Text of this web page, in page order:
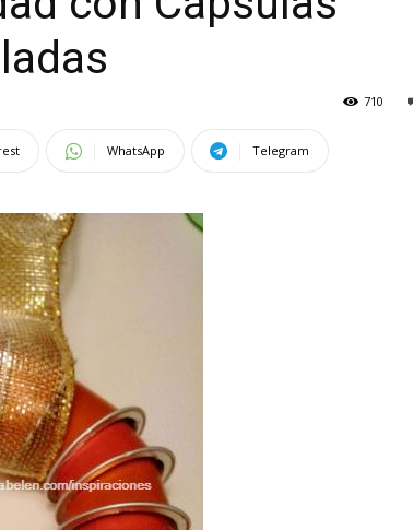
710
WhatsApp Telegram